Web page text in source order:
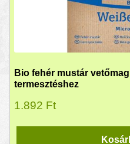
Bio fehér mustár
termesztéshez
1.892 Ft